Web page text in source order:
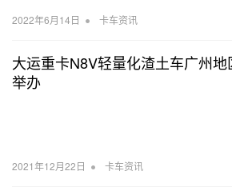
2022年6月14日 • 卡车资讯
大运重卡N8V轻量化渣土车广州
举办
2021年12月22日 • 卡车资讯